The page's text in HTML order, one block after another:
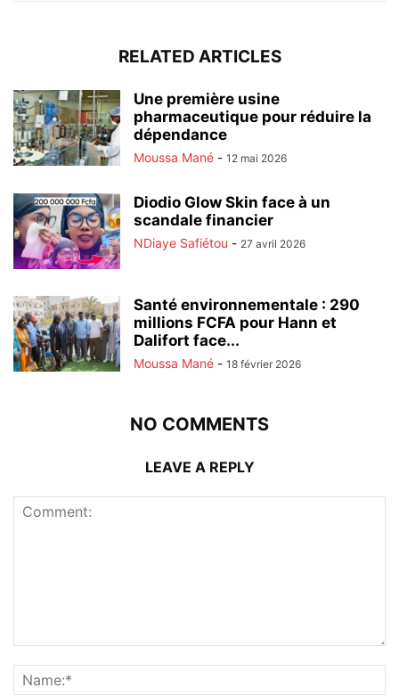
RELATED ARTICLES
Une première usine
pharmaceutique pour réduire la
dépendance
Moussa Mané - 12 mai 2026
Diodio Glow Skin face à un
scandale financier
NDiaye Safiétou - 27 avril 2026
Santé environnementale : 290
millions FCFA pour Hann et
Dalifort face...
Moussa Mané - 18 février 2026
NO COMMENTS
LEAVE A REPLY